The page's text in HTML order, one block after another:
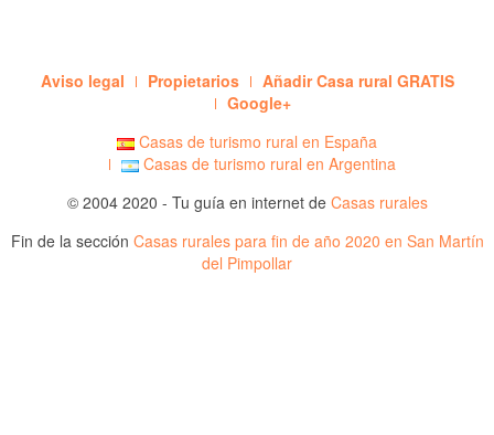
Aviso legal Propietarios
Añadir Casa rural GRATIS
Google+
Casas de turismo rural en España
Casas de turismo rural en Argentina
© 2004 2020 - Tu guía en internet de Casas rurales
Fin de la sección Casas rurales para fin de año 2020 en San Martín
del Pimpollar